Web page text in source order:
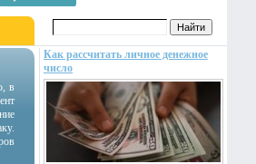
Как рассчитать личное денежное
число
в